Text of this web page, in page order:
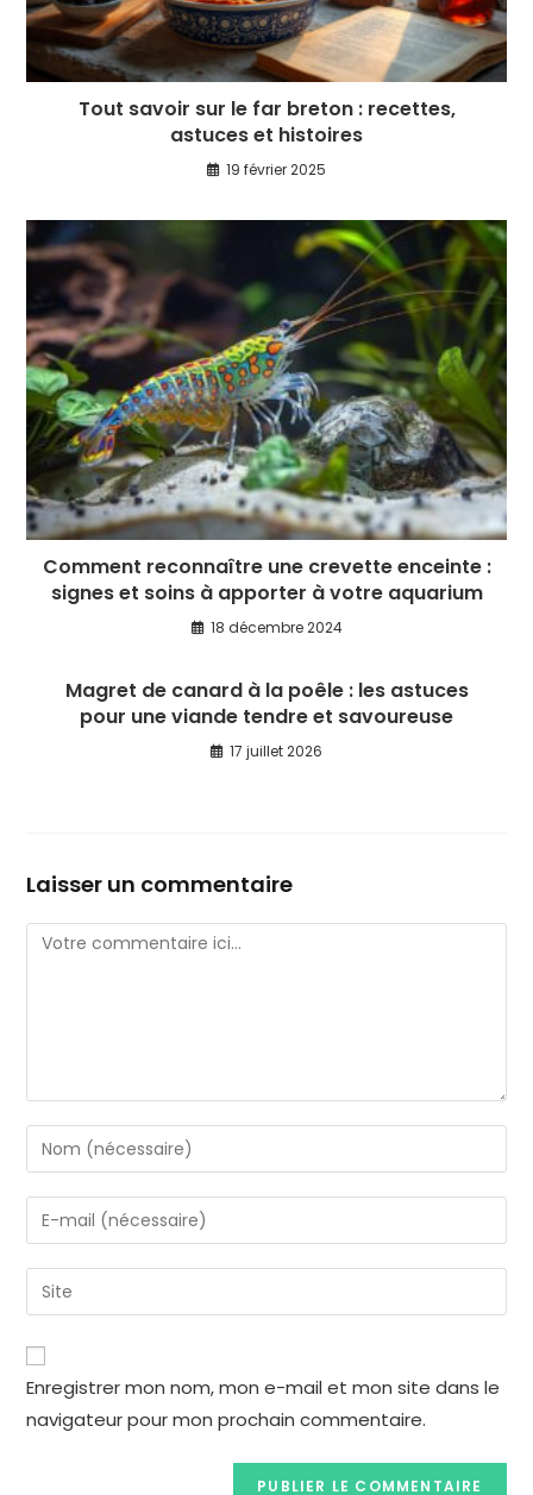
Tout savoir sur le far breton : recettes,
astuces et histoires
19 février 2025
Comment reconnaître une crevette enceinte :
signes et soins à apporter à votre aquarium
18 décembre 2024
Magret de canard à la poêle : les astuces
pour une viande tendre et savoureuse
17 juillet 2026
Laisser un commentaire
Enregistrer mon nom, mon e-mail et mon site dans le
navigateur pour mon prochain commentaire.